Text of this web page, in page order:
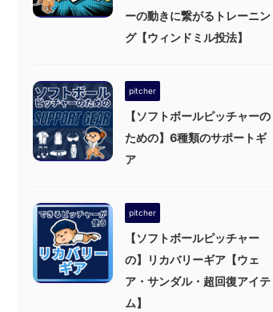
ーの動きに繋がるトレーニン
グ【ウィンドミル投法】
pitcher
【ソフトボールピッチャーの
ための】6種類のサポートギ
ア
pitcher
【ソフトボールピッチャー
の】リカバリーギア【ウェ
ア・サンダル・超回復アイテ
ム】